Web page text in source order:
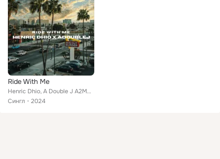
Ride With Me
Henric Dhio, A Double J A2MOD
Сингл
2024